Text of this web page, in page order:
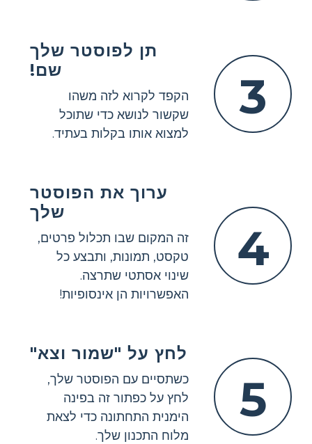
3
תן לפוסטר שלך
שם!
הקפד לקרוא לזה משהו
שקשור לנושא כדי שתוכל
למצוא אותו בקלות בעתיד.
4
ערוך את הפוסטר
שלך
זה המקום שבו תכלול פרטים,
טקסט, תמונות, ותבצע כל
שינוי אסתטי שתרצה.
האפשרויות הן אינסופיות!
5
לחץ על "שמור וצא"
כשתסיים עם הפוסטר שלך,
לחץ על כפתור זה בפינה
הימנית התחתונה כדי לצאת
מלוח התכנון שלך.